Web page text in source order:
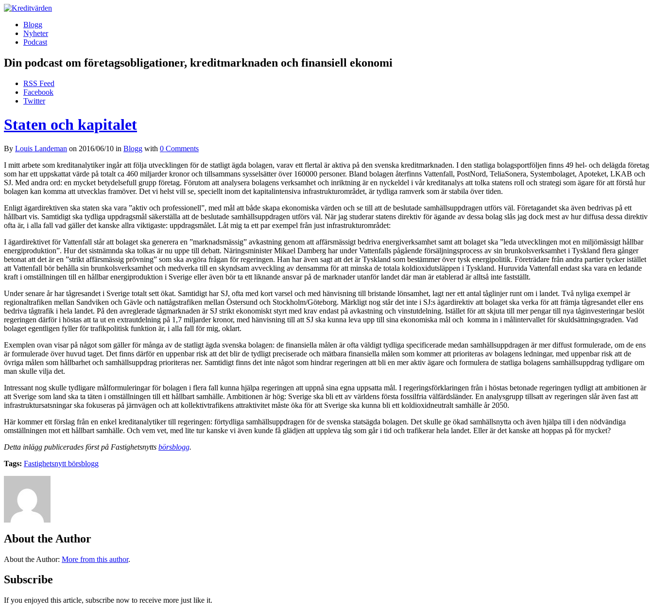
Blogg
Nyheter
Podcast
Din podcast om företagsobligationer, kreditmarknaden och finansiell ekonomi
RSS Feed
Facebook
Twitter
Staten och kapitalet
By Louis Landeman on 2016/06/10 in Blogg with 0 Comments
I mitt arbete som kreditanalytiker ingår att följa utvecklingen för de statligt ägda bolagen, varav ett flertal är aktiva på den svenska kreditmarknaden. I den statliga bolagsportföljen finns 49 hel- och delägda företag
som har ett uppskattat värde på totalt ca 460 miljarder kronor och tillsammans sysselsätter över 160000 personer. Bland bolagen återfinns Vattenfall, PostNord, TeliaSonera, Systembolaget, Apoteket, LKAB och
SJ. Med andra ord: en mycket betydelsefull grupp företag. Förutom att analysera bolagens verksamhet och inriktning är en nyckeldel i vår kreditanalys att tolka statens roll och strategi som ägare för att förstå hur
bolagen kan komma att utvecklas framöver. Det vi helst vill se, speciellt inom det kapitalintensiva infrastrukturområdet, är tydliga ramverk som är stabila över tiden.
Enligt ägardirektiven ska staten ska vara ”aktiv och professionell”, med mål att både skapa ekonomiska värden och se till att de beslutade samhällsuppdragen utförs väl. Företagandet ska även bedrivas på ett
hållbart vis. Samtidigt ska tydliga uppdragsmål säkerställa att de beslutade samhällsuppdragen utförs väl. När jag studerar statens direktiv för ägande av dessa bolag slås jag dock mest av hur diffusa dessa direktiv
ofta är, i alla fall vad gäller det kanske allra viktigaste: uppdragsmålet. Låt mig ta ett par exempel från just infrastrukturområdet:
I ägardirektivet för Vattenfall står att bolaget ska generera en ”marknadsmässig” avkastning genom att affärsmässigt bedriva energiverksamhet samt att bolaget ska ”leda utvecklingen mot en miljömässigt hållbar
energiproduktion”. Hur det sistnämnda ska tolkas är nu uppe till debatt. Näringsminister Mikael Damberg har under Vattenfalls pågående försäljningsprocess av sin brunkolsverksamhet i Tyskland flera gånger
betonat att det är en ”strikt affärsmässig prövning” som ska avgöra frågan för regeringen. Han har även sagt att det är Tyskland som bestämmer över tysk energipolitik. Företrädare från andra partier tycker istället
att Vattenfall bör behålla sin brunkolsverksamhet och medverka till en skyndsam avveckling av densamma för att minska de totala koldioxidutsläppen i Tyskland. Huruvida Vattenfall endast ska vara en ledande
kraft i omställningen till en hållbar energiproduktion i Sverige eller även bör ta ett liknande ansvar på de marknader utanför landet där man är etablerad är alltså inte fastställt.
Under senare år har tågresandet i Sverige totalt sett ökat. Samtidigt har SJ, ofta med kort varsel och med hänvisning till bristande lönsamhet, lagt ner ett antal tåglinjer runt om i landet. Två nyliga exempel är
regionaltrafiken mellan Sandviken och Gävle och nattågstrafiken mellan Östersund och Stockholm/Göteborg. Märkligt nog står det inte i SJ:s ägardirektiv att bolaget ska verka för att främja tågresandet eller ens
bedriva tågtrafik i hela landet. På den avreglerade tågmarknaden är SJ strikt ekonomiskt styrt med krav endast på avkastning och vinstutdelning. Istället för att skjuta till mer pengar till nya tåginvesteringar beslöt
regeringen därför i höstas att ta ut en extrautdelning på 1,7 miljarder kronor, med hänvisning till att SJ ska kunna leva upp till sina ekonomiska mål och komma in i målintervallet för skuldsättningsgraden. Vad
bolaget egentligen fyller för trafikpolitisk funktion är, i alla fall för mig, oklart.
Exemplen ovan visar på något som gäller för många av de statligt ägda svenska bolagen: de finansiella målen är ofta väldigt tydliga specificerade medan samhällsuppdragen är mer diffust formulerade, om de ens
är formulerade över huvud taget. Det finns därför en uppenbar risk att det blir de tydligt preciserade och mätbara finansiella målen som kommer att prioriteras av bolagens ledningar, med uppenbar risk att de
övriga målen som hållbarhet och samhällsuppdrag prioriteras ner. Samtidigt finns det inte något som hindrar regeringen att bli en mer aktiv ägare och formulera de statliga bolagens samhällsuppdrag tydligare om
man skulle vilja det.
Intressant nog skulle tydligare målformuleringar för bolagen i flera fall kunna hjälpa regeringen att uppnå sina egna uppsatta mål. I regeringsförklaringen från i höstas betonade regeringen tydligt att ambitionen är
att Sverige som land ska ta täten i omställningen till ett hållbart samhälle. Ambitionen är hög: Sverige ska bli ett av världens första fossilfria välfärdsländer. En analysgrupp tillsatt av regeringen slår även fast att
infrastruktursatsningar ska fokuseras på järnvägen och att kollektivtrafikens attraktivitet måste öka för att Sverige ska kunna bli ett koldioxidneutralt samhälle år 2050.
Här kommer ett förslag från en enkel kreditanalytiker till regeringen: förtydliga samhällsuppdragen för de svenska statsägda bolagen. Det skulle ge ökad samhällsnytta och även hjälpa till i den nödvändiga
omställningen mot ett hållbart samhälle. Och vem vet, med lite tur kanske vi även kunde få glädjen att uppleva tåg som går i tid och trafikerar hela landet. Eller är det kanske att hoppas på för mycket?
Detta inlägg publicerades först på Fastighetsnytts börsblogg.
Tags: Fastighetsnytt börsblogg
About the Author
About the Author: More from this author.
Subscribe
If you enjoyed this article, subscribe now to receive more just like it.